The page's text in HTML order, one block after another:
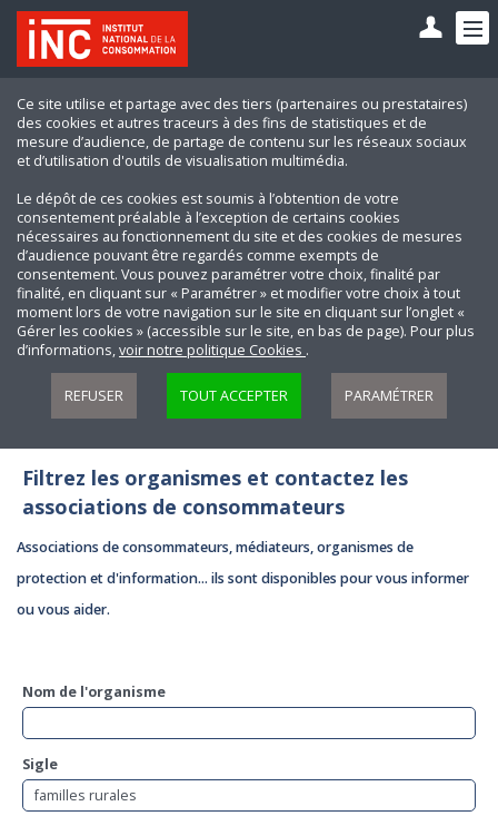
Ce site utilise et partage avec des tiers (partenaires ou prestataires)
des cookies et autres traceurs à des fins de statistiques et de
mesure d’audience, de partage de contenu sur les réseaux sociaux
et d’utilisation d'outils de visualisation multimédia.
Le dépôt de ces cookies est soumis à l’obtention de votre
consentement préalable à l’exception de certains cookies
nécessaires au fonctionnement du site et des cookies de mesures
d’audience pouvant être regardés comme exempts de
consentement. Vous pouvez paramétrer votre choix, finalité par
finalité, en cliquant sur « Paramétrer » et modifier votre choix à tout
moment lors de votre navigation sur le site en cliquant sur l’onglet «
Gérer les cookies » (accessible sur le site, en bas de page). Pour plus
d’informations,voir notre politique Cookies .
REFUSER TOUT ACCEPTER PARAMÉTRER
Filtrez les organismes et contactez les
associations de consommateurs
Associations de consommateurs, médiateurs, organismes de
protection et d'information... ils sont disponibles pour vous informer
ou vous aider.
Nom de l'organisme
Sigle